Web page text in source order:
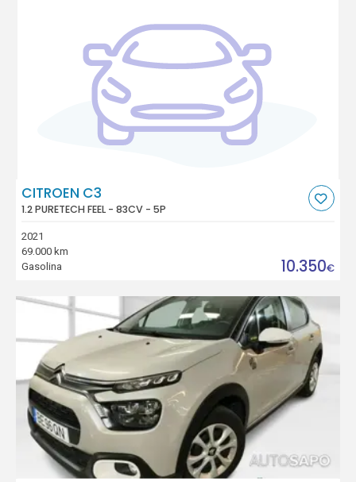
CITROEN C3
1.2 PURETECH FEEL - 83CV - 5P
2021
69.000 km
Gasolina
10.350€